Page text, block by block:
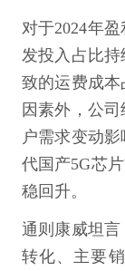
对于2024年
发投入占比
致的运费成
因素外，公
户需求变动
代国产5G芯
稳回升。
通则康威坦
转化、主要